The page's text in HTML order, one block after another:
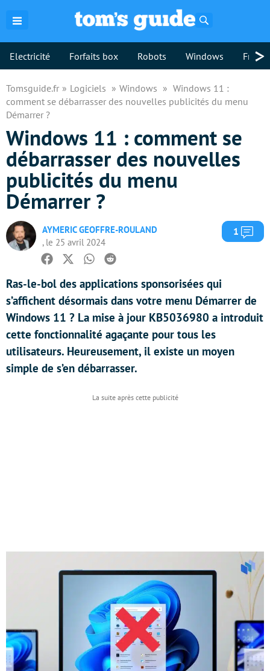
Electricité Forfaits box Robots Windows >
Tomsguide.fr Logiciels Windows
Windows 11 :
comment se débarrasser des nouvelles publicités du menu
Démarrer ?
Windows 11 : comment se
débarrasser des nouvelles
publicités du menu
Démarrer ?
AYMERIC GEOFFRE-ROULAND
, le 25 avril 2024
1
Facebook
TwitterWhatsapp
Reddit
Ras-le-bol des applications sponsorisées qui
s’affichent désormais dans votre menu Démarrer de
Windows 11 ? La mise à jour KB5036980 a introduit
cette fonctionnalité agaçante pour tous les
utilisateurs. Heureusement, il existe un moyen
simple de s’en débarrasser.